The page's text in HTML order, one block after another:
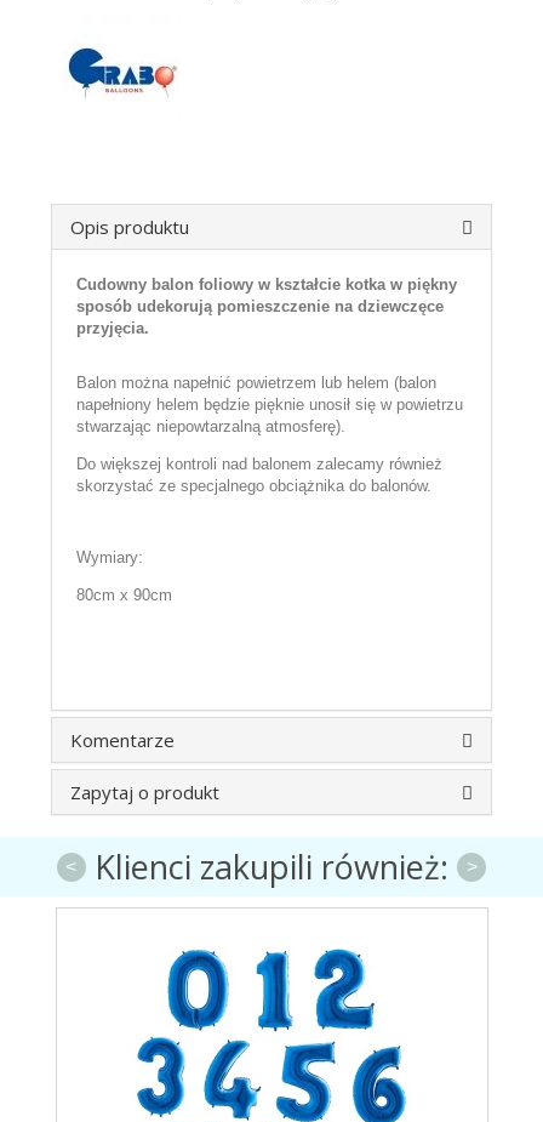
Opis produktu
Cudowny balon foliowy w kształcie kotka w piękny
sposób udekorują pomieszczenie na dziewczęce
przyjęcia.
Balon można napełnić powietrzem lub helem (balon
napełniony helem będzie pięknie unosił się w powietrzu
stwarzając niepowtarzalną atmosferę).
Do większej kontroli nad balonem zalecamy również
skorzystać ze specjalnego obciążnika do balonów.
Wymiary:
80cm x 90cm
Komentarze
Zapytaj o produkt
Klienci zakupili również:
< >